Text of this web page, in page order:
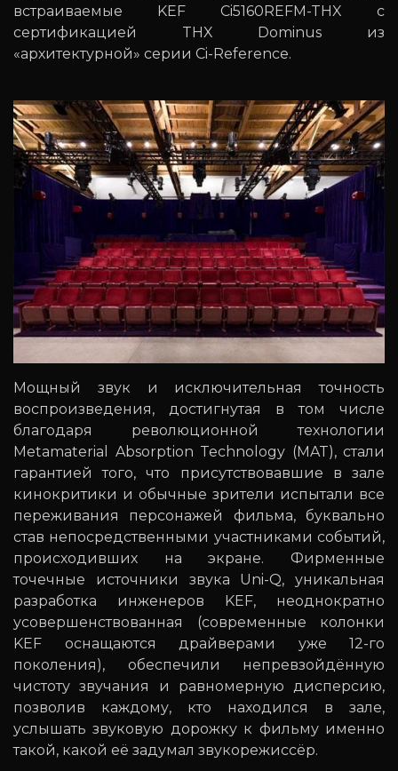
встраиваемые KEF Ci5160REFM-THX с
сертификацией THX Dominus из
«архитектурной» серии Ci-Reference.
Мощный звук и исключительная точность
воспроизведения, достигнутая в том числе
благодаря революционной технологии
Metamaterial Absorption Technology (MAT), стали
гарантией того, что присутствовавшие в зале
кинокритики и обычные зрители испытали все
переживания персонажей фильма, буквально
став непосредственными участниками событий,
происходивших на экране. Фирменные
точечные источники звука Uni-Q, уникальная
разработка инженеров KEF, неоднократно
усовершенствованная (современные колонки
KEF оснащаются драйверами уже 12-го
поколения), обеспечили непревзойдённую
чистоту звучания и равномерную дисперсию,
позволив каждому, кто находился в зале,
услышать звуковую дорожку к фильму именно
такой, какой её задумал звукорежиссёр.